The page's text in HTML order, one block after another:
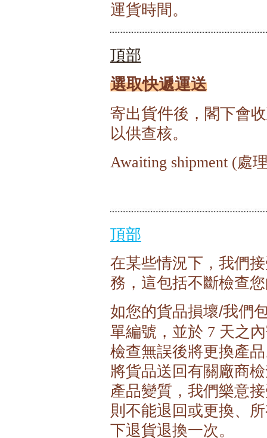
運貨時間。
頂部
選取快遞運送
寄出貨件後，閣下會
以供查核。
Awaiting shipment (處
頂部
在某些情況下，我們
務，這包括不斷檢查
如您的貨品損壞/我們
單編號，並於 7 天之
檢查無誤後將更換產
將貨品送回有關廠商
產品變質，我們樂意
則不能退回或更換、
下退貨退換一次。